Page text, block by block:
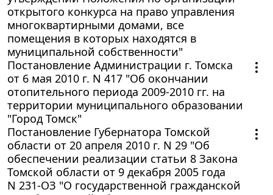
открытого конкурса на право управления
многоквартирными домами, все
помещения в которых находятся в
муниципальной собственности"
Постановление Администрации г. Томска
от 6 мая 2010 г. N 417 "Об окончании
отопительного периода 2009-2010 гг. на
территории муниципального образовании
"Город Томск"
Постановление Губернатора Томской
области от 20 апреля 2010 г. N 29 "Об
обеспечении реализации статьи 8 Закона
Томской области от 9 декабря 2005 года
N 231-ОЗ "О государственной гражданской